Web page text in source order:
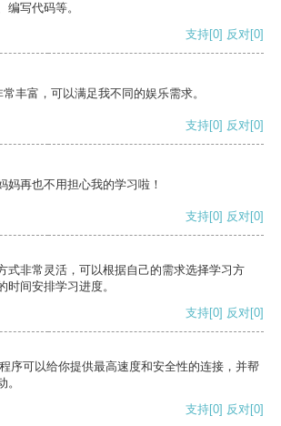
编写代码等。
支持[0] 反对[0]
丰富，可以满足我不同的娱乐需求。
支持[0] 反对[0]
妈再也不用担心我的学习啦！
支持[0] 反对[0]
式非常灵活，可以根据自己的需求选择学习方
时间安排学习进度。
支持[0] 反对[0]
序可以给你提供最高速度和安全性的连接，并帮
支持[0] 反对[0]